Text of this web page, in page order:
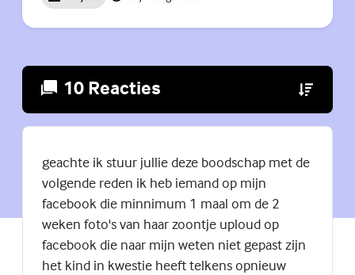
10 Reacties (Externe
geachte ik stuur jullie deze boodschap met de
volgende reden ik heb iemand op mijn
facebook die minnimum 1 maal om de 2
weken foto's van haar zoontje uploud op
facebook die naar mijn weten niet gepast zijn
het kind in kwestie heeft telkens opnieuw